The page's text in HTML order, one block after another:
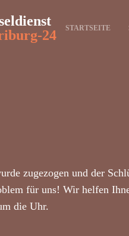
24
STARTSEITE
zugezogen und der
für uns! Wir helfen
die Uhr.